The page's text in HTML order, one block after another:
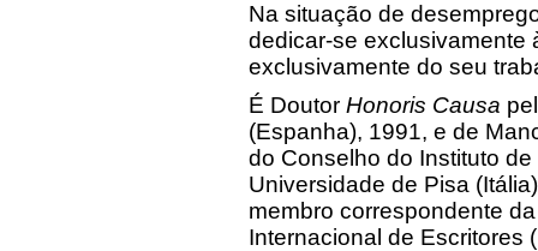
Na situação de
dedicar-se exclusivamente
exclusivamente do seu
É Doutor Honoris Causa
(Espanha), 1991, e de
do Conselho do Instituto
Universidade de Pisa
membro correspondente
Internacional de Escritores